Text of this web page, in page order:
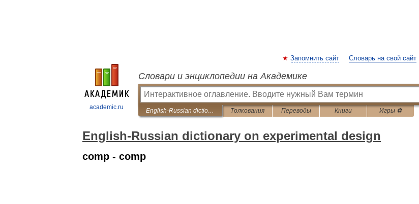
academic.ru
Запомнить сайт Словарь на свой сайт
Словари и энциклопедии на Академике
English-Russian dictionary on experimental design Толкования Переводы Книги Игры ⚽
English-Russian dictionary on experimental design
comp - comp